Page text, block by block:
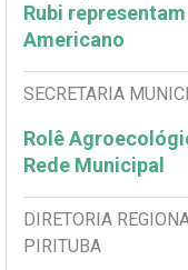
Rubi
Americano
SECRETARIA
Rolê
Rede Municipal
DIRETORIA
PIRITUBA